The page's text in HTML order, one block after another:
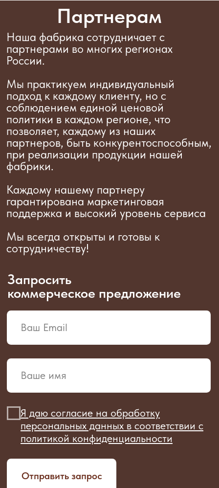
Тамбов
Яндекс Карты — транспорт, навигация, поиск мест
Свяжитесь с нами
+7
Григина Оксана Ивановна
+7 910 041 20-65
По вопросу экспорта
sladeia.export@yandex.ru
По вопросам закупки сырья
и упаковки:
andrewgalaev@yandex.ru
Атин Сергей Владимирович
Региональный менеджер
+7 910 652-16-32
sergey.atin-sladeia@yandex.ru